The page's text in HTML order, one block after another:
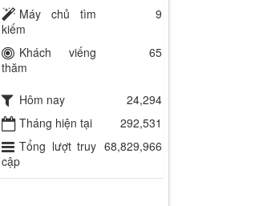
Máy chủ tìm
kiếm
9
Khách viếng
thăm
65
Hôm nay
24,294
Tháng hiện tại
292,531
Tổng lượt truy
cập
68,829,966